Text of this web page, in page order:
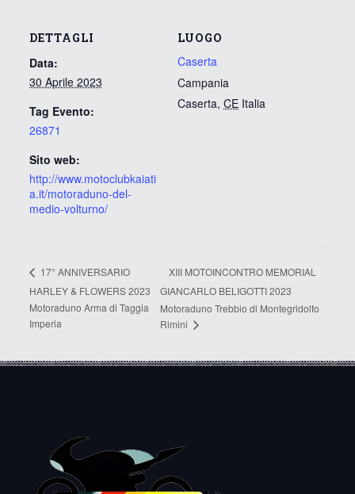
DETTAGLI
Data:
30 Aprile 2023
Tag Evento:
26871
Sito web:
http://www.motoclubkaiati
a.it/motoraduno-del-
medio-volturno/
LUOGO
Caserta
Campania
Caserta, CE Italia
17° ANNIVERSARIO
HARLEY & FLOWERS 2023
Motoraduno Arma di Taggia
Imperia
XIII MOTOINCONTRO MEMORIAL
GIANCARLO BELIGOTTI 2023
Motoraduno Trebbio di Montegridolfo
Rimini